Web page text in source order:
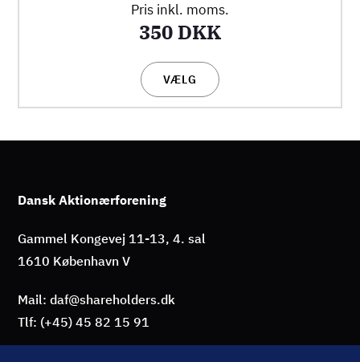
Pris inkl. moms.
350 DKK
VÆLG
Dansk Aktionærforening
Gammel Kongevej 11-13, 4. sal
1610 København V
Mail: daf@shareholders.dk
Tlf: (+45) 45 82 15 91